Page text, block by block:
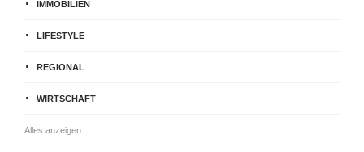
IMMOBILIEN
LIFESTYLE
REGIONAL
WIRTSCHAFT
Alles anzeigen